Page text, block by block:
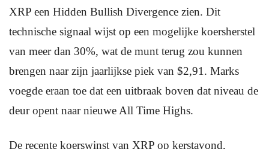
XRP een Hidden Bullish Divergence zien. Dit
technische signaal wijst op een mogelijke koersherstel
van meer dan 30%, wat de munt terug zou kunnen
brengen naar zijn jaarlijkse piek van $2,91. Marks
voegde eraan toe dat een uitbraak boven dat niveau de
deur opent naar nieuwe All Time Highs.
De recente koerswinst van XRP op kerstavond,